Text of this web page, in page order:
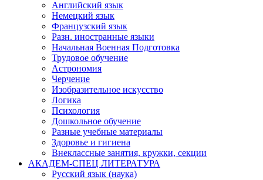
Английский язык
Немецкий язык
Французский язык
Разн. иностранные языки
Начальная Военная Подготовка
Трудовое обучение
Астрономия
Черчение
Изобразительное искусство
Логика
Психология
Дошкольное обучение
Разные учебные материалы
Здоровье и гигиена
Внеклассные занятия, кружки, секции
АКАДЕМ-СПЕЦ ЛИТЕРАТУРА
Русский язык (наука)